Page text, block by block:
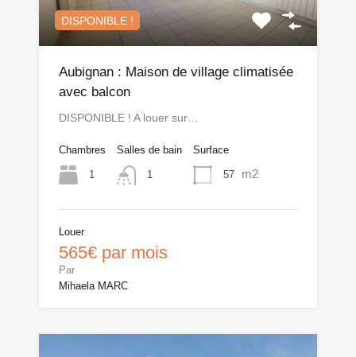
DISPONIBLE !
Aubignan : Maison de village climatisée
avec balcon
DISPONIBLE ! A louer sur…
Chambres
1
Salles de bain
1
Surface
57 m2
Louer
565€ par mois
Par
Mihaela MARC